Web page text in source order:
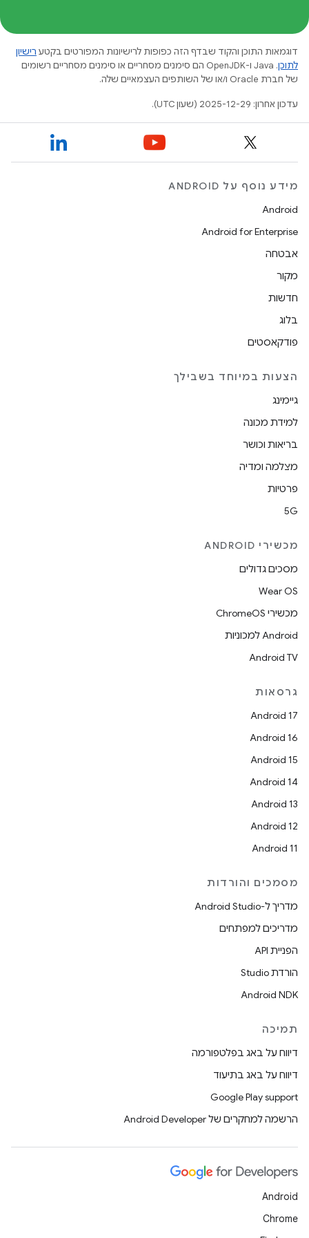
דוגמאות התוכן והקוד שבדף הזה כפופות לרישיונות המפורטים בקטע רישיון
לתוכן
.‏ Java ו-OpenJDK הם סימנים מסחריים או סימנים מסחריים רשומים
של חברת Oracle ו/או של השותפים העצמאיים שלה.
עדכון אחרון: 2025-12-29 (שעון UTC).
מידע נוסף על ANDROID
Android
Android for Enterprise
אבטחה
מקור
חדשות
בלוג
פודקאסטים
הצעות במיוחד בשבילך
גיימינג
למידת מכונה
בריאות וכושר
מצלמה ומדיה
פרטיות
5G
מכשירי ANDROID
מסכים גדולים
Wear OS
מכשירי ChromeOS
Android למכוניות
Android TV
גרסאות
Android 17
Android 16
Android 15
Android 14
Android 13
Android 12
Android 11
מסמכים והורדות
מדריך ל-Android Studio
מדריכים למפתחים
הפניית API
הורדת Studio
Android NDK
תמיכה
דיווח על באג בפלטפורמה
דיווח על באג בתיעוד
Google Play support
הרשמה למחקרים של Android Developer
Android
Chrome